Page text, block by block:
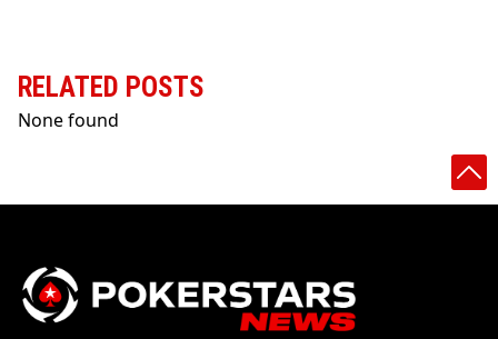
RELATED POSTS
None found